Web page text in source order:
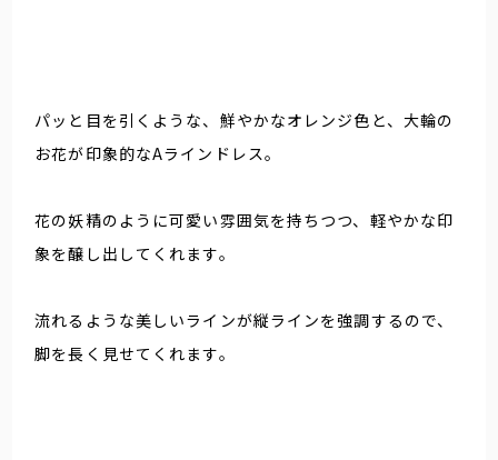
パッと目を引くような、鮮やかなオレンジ色と、大輪の
お花が印象的なAラインドレス。
花の妖精のように可愛い雰囲気を持ちつつ、軽やかな印
象を醸し出してくれます。
流れるような美しいラインが縦ラインを強調するので、
脚を長く見せてくれます。